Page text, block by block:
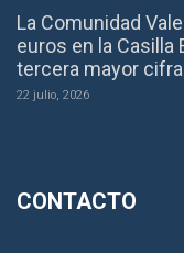
La Comunidad
euros en la Casilla
tercera mayor
22 julio, 2026
CONTACTO